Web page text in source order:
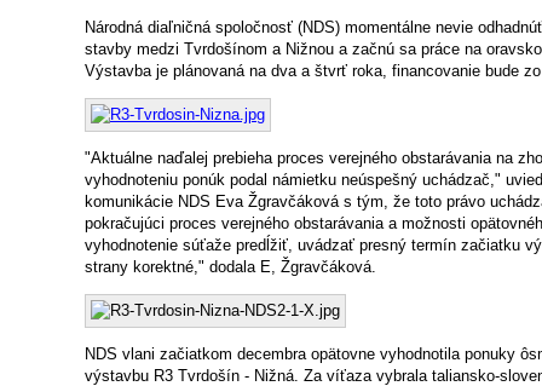
Národná diaľničná spoločnosť (NDS) momentálne nevie
stavby medzi Tvrdošínom a Nižnou a začnú sa práce na
Výstavba je plánovaná na dva a štvrť roka, financovanie bude
"Aktuálne naďalej prebieha proces verejného obstarávania na
vyhodnoteniu ponúk podal námietku neúspešný uchádzač,"
komunikácie NDS Eva Žgravčáková s tým, že toto právo
pokračujúci proces verejného obstarávania a možnosti
vyhodnotenie súťaže predĺžiť, uvádzať presný termín začiatku
strany korektné," dodala E, Žgravčáková.
NDS vlani začiatkom decembra opätovne vyhodnotila ponuky
výstavbu R3 Tvrdošín - Nižná. Za víťaza vybrala taliansko-